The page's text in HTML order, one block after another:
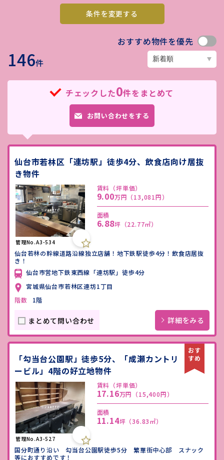
条件を変更する
146件
おすすめ物件を優先
チェックした0件をまとめて
お問い合わせをする
仙台市若林区「連坊駅」徒歩4分、飲食店向け居抜
き物件
管理No.A3-534
賃料（坪単価）
9.00万円 （13,081円）
面積
6.88坪 （22.77㎡）
仙台若林の幹線道路沿線独立店舗！地下鉄駅徒歩4分！飲食店居抜
き！
仙台市営地下鉄東西線「連坊駅」徒歩4分
宮城県仙台市若林区連坊1丁目
階数
1階
まとめて問い合わせ 詳細をみる
「勾当台公園駅」徒歩5分、「成瀬カントリ
ービル」4階の好立地物件
管理No.A3-527
賃料（坪単価）
17.16万円 （15,400円）
面積
11.14坪 （36.83㎡）
国分町通り沿い 勾当台公園駅徒歩5分 繁華街中心部 スナック
等におすすめです！